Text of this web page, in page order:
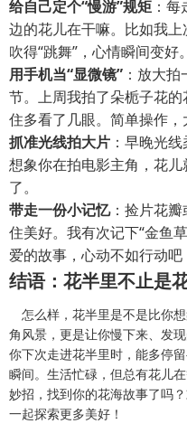
给自己定个“慢游”规矩 ：
边的花儿在干嘛。比如我
吹得“跳舞”，心情瞬间变好
用手机当“显微镜” ：放大
节。上周我拍了朵栀子花
住多看了几眼。简单操作，
抓准光线拍大片 ：早晚光
想象你在拍电影主角，花
了。
带走一份小记忆：捡片花瓣
住美好。我有次记下“金鱼
爱的故事，心动不如行动吧
结语：花半里不止是
怎么样，花半里是不是比你
角风景，更是让你慢下来、发
你下次走进花半里时，能多停
瞬间。生活忙碌，但总有花儿
妙招，找到你的花海故事了吗
一起探索更多美好！